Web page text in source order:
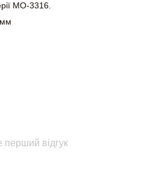
MO-3316.
перший відгук